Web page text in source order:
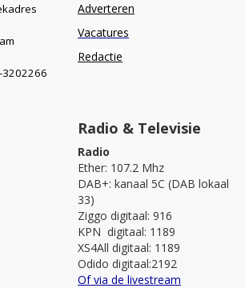
Adverteren
Vacatures
Redactie
Radio & Televisie
Radio
Ether: 107.2 Mhz
DAB+: kanaal 5C (DAB lokaal
33)
Ziggo digitaal: 916
KPN digitaal: 1189
XS4All digitaal: 1189
Odido digitaal:2192
Of via de livestream